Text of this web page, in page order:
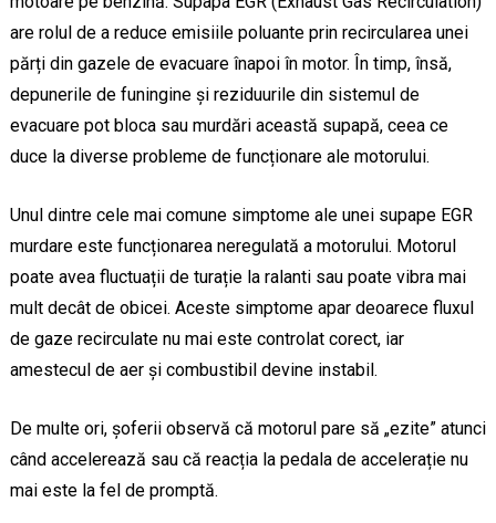
are rolul de a reduce emisiile poluante prin recircularea unei
părți din gazele de evacuare înapoi în motor. În timp, însă,
depunerile de funingine și reziduurile din sistemul de
evacuare pot bloca sau murdări această supapă, ceea ce
duce la diverse probleme de funcționare ale motorului.
Unul dintre cele mai comune simptome ale unei supape EGR
murdare este funcționarea neregulată a motorului. Motorul
poate avea fluctuații de turație la ralanti sau poate vibra mai
mult decât de obicei. Aceste simptome apar deoarece fluxul
de gaze recirculate nu mai este controlat corect, iar
amestecul de aer și combustibil devine instabil.
De multe ori, șoferii observă că motorul pare să „ezite” atunci
când accelerează sau că reacția la pedala de accelerație nu
mai este la fel de promptă.